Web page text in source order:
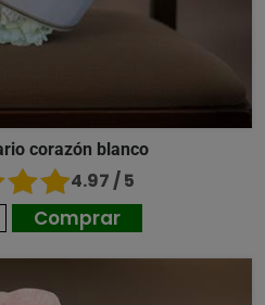
corazón blanco
4.97 / 5
Comprar